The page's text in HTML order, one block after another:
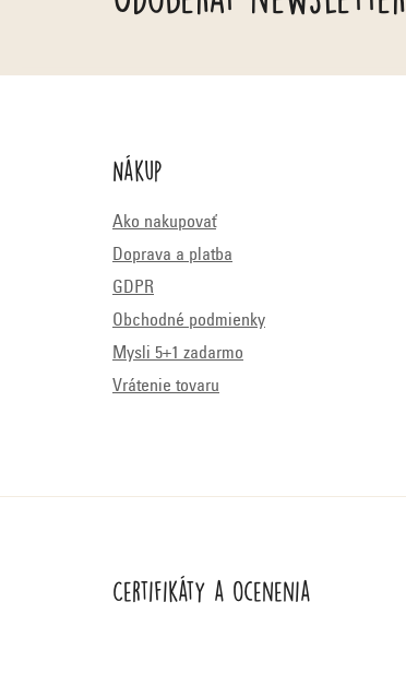
Nákup
Ako nakupovať
Doprava a platba
GDPR
Obchodné podmienky
Mysli 5+1 zadarmo
Vrátenie tovaru
Certifikáty a ocenenia